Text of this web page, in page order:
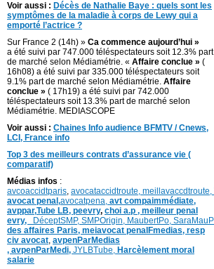
Voir aussi : Décès de Nathalie Baye : quels sont les
symptômes de la maladie à corps de Lewy qui a
emporté l’actrice ?
Sur France 2 (14h) » Ca commence aujourd’hui »
a été suivi par 747.000 téléspectateurs soit 12.3% part
de marché selon Médiamétrie. « Affaire conclue » (
16h08) a été suivi par 335.000 téléspectateurs soit
9.1% part de marché selon Médiamétrie. Affaire
conclue » ( 17h19) a été suivi par 742.000
téléspectateurs soit 13.3% part de marché selon
Médiamétrie. MEDIASCOPE
Voir aussi : Chaines Info audience BFMTV / Cnews,
LCI, France info
Top 3 des meilleurs contrats d’assurance vie (
comparatif)
Médias infos :
avcoaccidtparis, avocataccidtroute, meillavaccdtroute,
avocat penal,avocatpena, avt compaimmédiate,
avppar,Tube LB, peevry, choi a.p , meilleur penal
evry,
DéceptSMP, SMPOrigin, MaubertPo,
des affaires Paris, meiavocat penalFmedias, resp
civ avocat, avpenParMedias
, avpenParMedi, JYLBTube, Harcèlement moral
salarie